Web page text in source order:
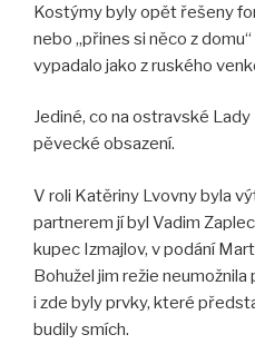
Kostýmy byly opět řešeny
nebo „přines si něco z
vypadalo jako z ruského
Jediné, co na ostravské
pěvecké obsazení.
V roli Katěriny Lvovny byla
partnerem jí byl Vadim
kupec Izmajlov, v podání
Bohužel jim režie
i zde byly prvky, které
budily smích.